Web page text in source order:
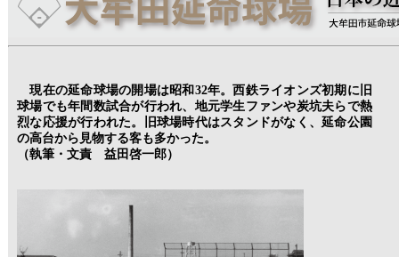
現在の延命球場の開場は昭和32年。西鉄ライオンズ初期に旧
球場でも年間数試合が行われ、地元学生ファンや炭坑夫らで熱
烈な応援が行われた。旧球場時代はスタンドがなく、延命公園
の高台から見物する客も多かった。
（執筆・文責 益田啓一郎）